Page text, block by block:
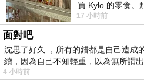
庸俗。我喜歡生活裡的
櫃。 我緩慢地爬行，攀握
衣櫃門一探究竟。
買 Kylo 的零食。
顧都會去看一下。
17 小時前
面對吧
沈思了好久 ，所有的錯都是自己造成
續，因為自己不知輕重，以為無所謂
不
4 小時前